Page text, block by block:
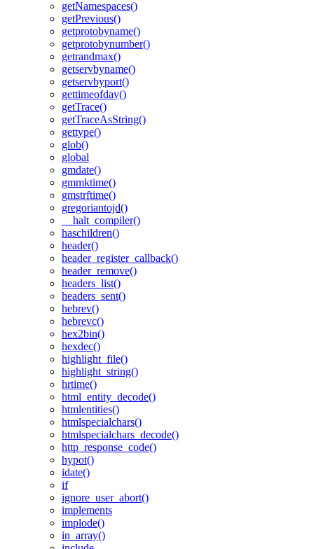
getNamespaces()
getPrevious()
getprotobyname()
getprotobynumber()
getrandmax()
getservbyname()
getservbyport()
gettimeofday()
getTrace()
getTraceAsString()
gettype()
glob()
global
gmdate()
gmmktime()
gmstrftime()
gregoriantojd()
__halt_compiler()
haschildren()
header()
header_register_callback()
header_remove()
headers_list()
headers_sent()
hebrev()
hebrevc()
hex2bin()
hexdec()
highlight_file()
highlight_string()
hrtime()
html_entity_decode()
htmlentities()
htmlspecialchars()
htmlspecialchars_decode()
http_response_code()
hypot()
idate()
if
ignore_user_abort()
implements
implode()
in_array()